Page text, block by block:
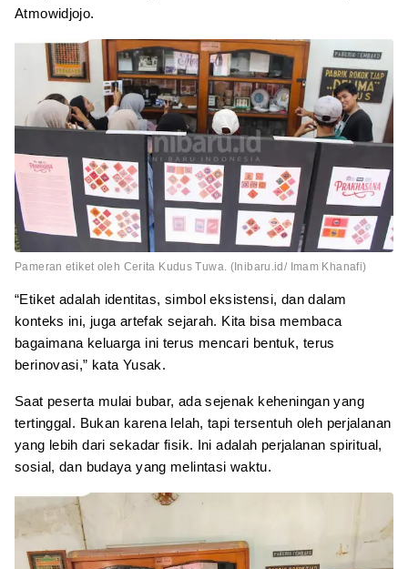
Atmowidjojo.
Pameran etiket oleh Cerita Kudus Tuwa. (Inibaru.id/ Imam Khanafi)
“Etiket adalah identitas, simbol eksistensi, dan dalam
konteks ini, juga artefak sejarah. Kita bisa membaca
bagaimana keluarga ini terus mencari bentuk, terus
berinovasi,” kata Yusak.
Saat peserta mulai bubar, ada sejenak keheningan yang
tertinggal. Bukan karena lelah, tapi tersentuh oleh perjalanan
yang lebih dari sekadar fisik. Ini adalah perjalanan spiritual,
sosial, dan budaya yang melintasi waktu.